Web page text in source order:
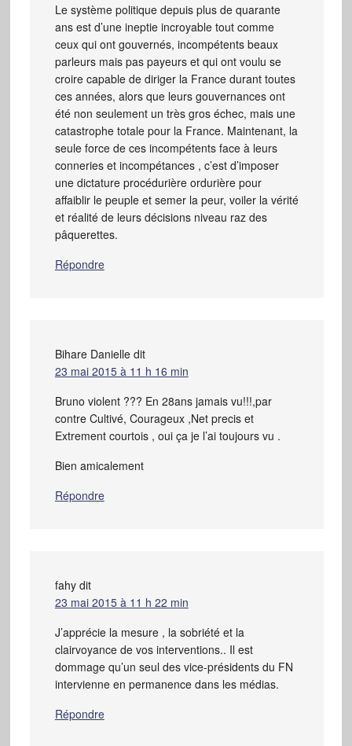
Le système politique depuis plus de quarante
ans est d’une ineptie incroyable tout comme
ceux qui ont gouvernés, incompétents beaux
parleurs mais pas payeurs et qui ont voulu se
croire capable de diriger la France durant toutes
ces années, alors que leurs gouvernances ont
été non seulement un très gros échec, mais une
catastrophe totale pour la France. Maintenant, la
seule force de ces incompétents face à leurs
conneries et incompétances , c’est d’imposer
une dictature procédurière ordurière pour
affaiblir le peuple et semer la peur, voiler la vérité
et réalité de leurs décisions niveau raz des
pâquerettes.
Répondre
Bihare Danielle dit
23 mai 2015 à 11 h 16 min
Bruno violent ??? En 28ans jamais vu!!!,par
contre Cultivé, Courageux ,Net precis et
Extrement courtois , oui ça je l’ai toujours vu .
Bien amicalement
Répondre
fahy dit
23 mai 2015 à 11 h 22 min
J’apprécie la mesure , la sobriété et la
clairvoyance de vos interventions.. Il est
dommage qu’un seul des vice-présidents du FN
intervienne en permanence dans les médias.
Répondre